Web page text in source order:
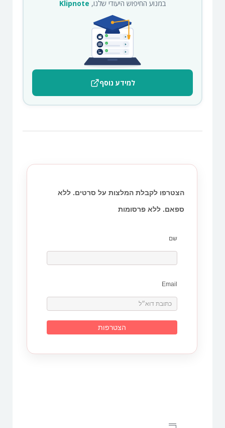
במנוע החיפוש היעודי שלנו, Klipnote
למידע נוסף
הצטרפו לקבלת המלצות על סרטים. ללא
ספאם. ללא פרסומות
שם
Email